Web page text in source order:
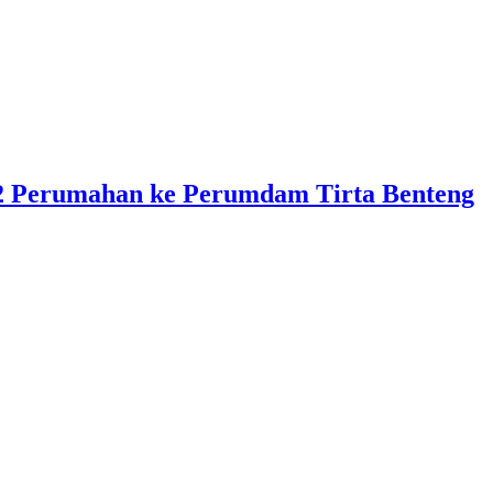
ke Perumdam Tirta Benteng